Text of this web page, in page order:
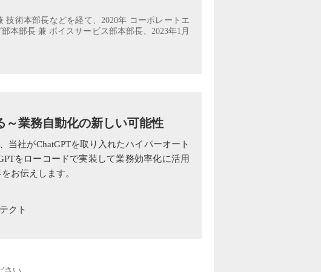
技術本部長などを経て、2020年 コーポレートエ
本部長 兼 ボイスサービス部本部長、2023年1月
～業務自動化の新しい可能性
社がChatGPTを取り入れたハイパーオート
をローコードで実装して業務効率化に活用
お伝えします。
クト
い。